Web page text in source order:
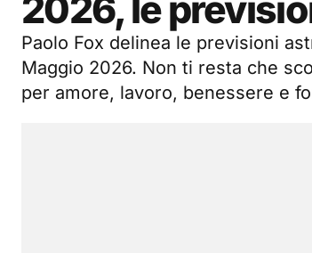
2026, le
Paolo Fox delinea le previsioni
Maggio 2026. Non ti resta che
per amore, lavoro, benessere e